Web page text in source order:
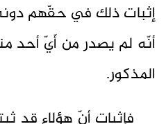
إثبات ذلك في حقّهم
أنّه لم يصدر من أَيّ أحد
المذكور.